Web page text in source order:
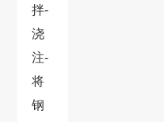
拌-
浇
注-
将
钢